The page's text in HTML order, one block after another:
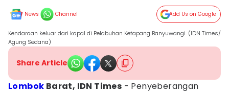
News Channel Add Us on Google
Kendaraan keluar dari kapal di Pelabuhan Ketapang Banyuwangi. (IDN Times/
Agung Sedana)
Share Article
Lombok Barat, IDN Times - Penyeberangan